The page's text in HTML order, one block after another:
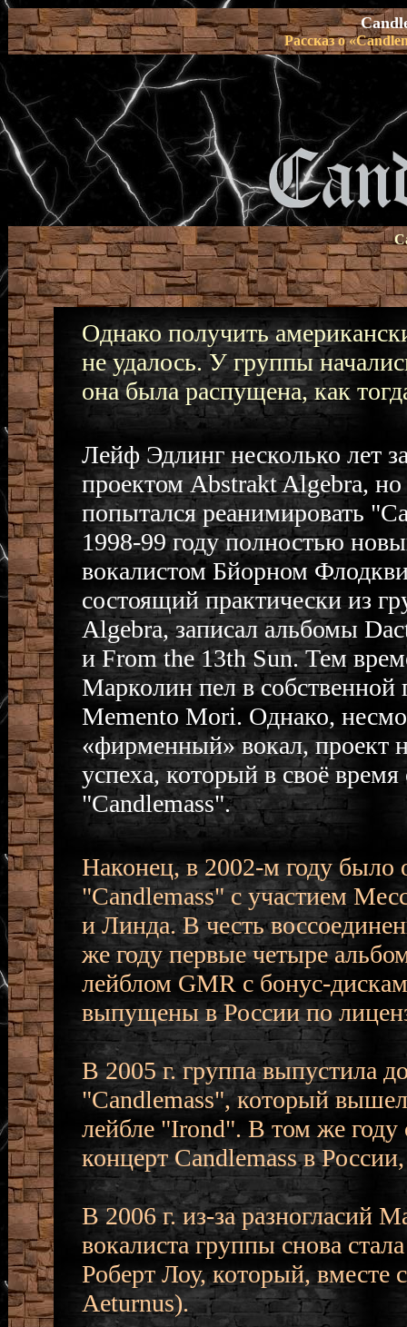
Рассказ о
Однако получить
не удалось. У группы
она была распущена, как
Лейф Эдлинг несколько лет
проектом Abstrakt Algebra, но
попытался реанимировать
1998-99 году полностью
вокалистом Бйорном
состоящий практически из
Algebra, записал альбомы
и From the 13th Sun. Тем
Марколин пел в собственной
Memento Mori. Однако,
«фирменный» вокал, проект
успеха, который в своё время
"Candlemass".
Наконец, в 2002-м году было
"Candlemass" с участием
и Линда. В честь
же году первые четыре
лейблом GMR с бонус-
выпущены в России по
В 2005 г. группа выпустила
"Candlemass", который
лейбле "Irond". В том же году
концерт Candlemass в
В 2006 г. из-за разногласий
вокалиста группы снова
Роберт Лоу, который, вместе
Aeturnus).